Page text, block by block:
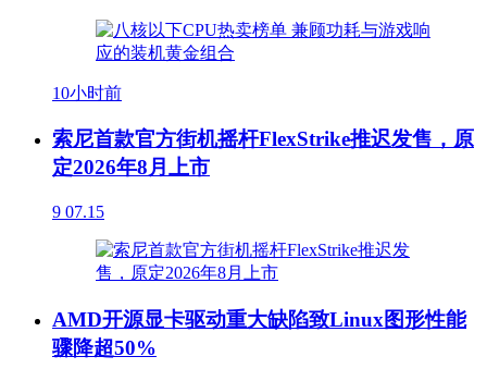
10小时前
索尼首款官方街机摇杆FlexStrike推迟发售，原
定2026年8月上市
9 07.15
AMD开源显卡驱动重大缺陷致Linux图形性能
骤降超50%